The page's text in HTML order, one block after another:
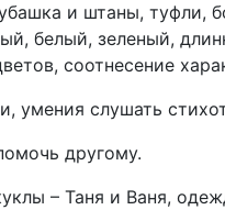
и штаны, туфли,
белый, зеленый,
соотнесение
умения слушать
другому.
– Таня и Ваня,